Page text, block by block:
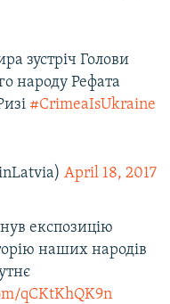
зустріч Голови
народу Рефата
#CrimeaIsUkraine
April 18, 2017
експозицію
наших народів
qCKtKhQK9n